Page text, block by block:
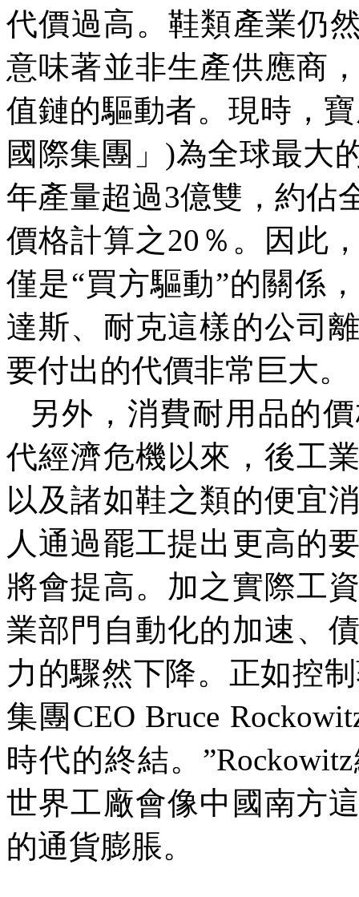
代價過高。鞋類產業仍
意味著並非生產供應商
值鏈的驅動者。現時，
國際集團」 )為全球最大
年產量超過3億雙，約佔
價格計算之20 ％。因此
僅是“買方驅動”的關係
達斯、耐克這樣的公司
要付出的代價非常巨大。
另外，消費耐用品的
代經濟危機以來，後工
以及諸如鞋之類的便宜
人通過罷工提出更高的
將會提高。加之實際工
業部門自動化的加速、
力的驟然下降。正如控
集團 CEO Bruce
時代的終結。 ”Rockowitz
世界工廠會像中國南方
的通貨膨脹。